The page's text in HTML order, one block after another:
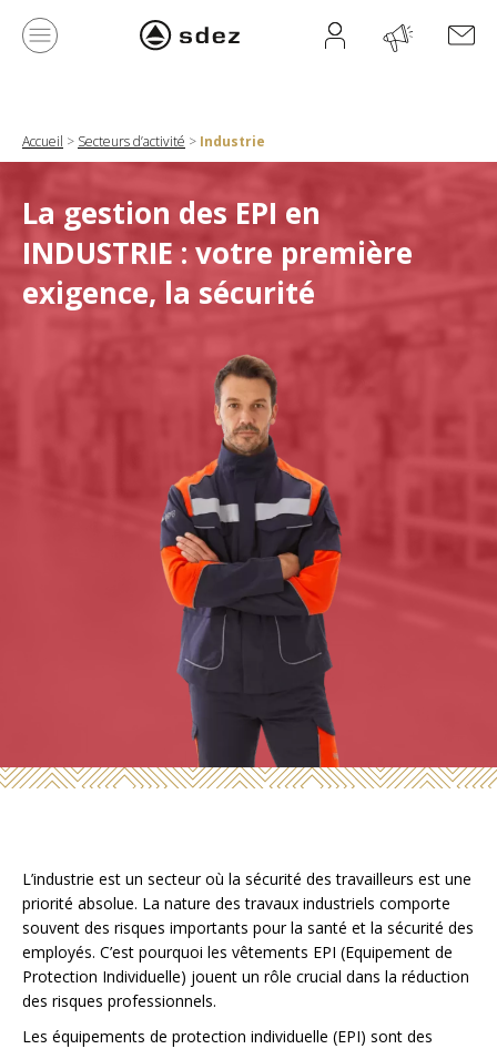
Accueil > Secteurs d’activité > Industrie
La gestion des EPI en
INDUSTRIE : votre première
exigence, la sécurité
L’industrie est un secteur où la sécurité des travailleurs est une
priorité absolue. La nature des travaux industriels comporte
souvent des risques importants pour la santé et la sécurité des
employés. C’est pourquoi les vêtements EPI (Equipement de
Protection Individuelle) jouent un rôle crucial dans la réduction
des risques professionnels.
Les équipements de protection individuelle (EPI) sont des